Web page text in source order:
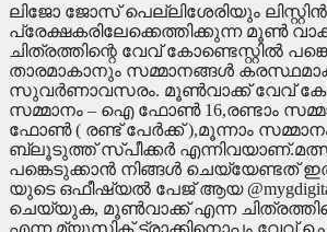
ലിജോ ജോസ് പെല്ലിശേരിയും ലിസ്റ്റിൻ
പ്രേക്ഷകരിലേക്കെത്തിക്കുന്ന മൂൺ
ചിത്രത്തിന്റെ വേവ് കോണ്ടെസ്റ്റിൽ
താരമാകാനും സമ്മാനങ്ങൾ
സുവർണാവസരം. മൂൺവാക്ക് വേവ്
സമ്മാനം – ഐ ഫോൺ 16,രണ്ടാം
ഫോൺ ( രണ്ട് പേർക്ക് ),മൂന്നാം
ബ്ലൂടുത്ത് സ്പീക്കർ
പങ്കെടുക്കാൻ നിങ്ങൾ ചെയ്യേണ്ടത്
യുടെ ഒഫീഷ്യൽ പേജ് ആയ
ചെയ്യുക, മൂൺവാക്ക് എന്ന
എന്ന മ്യൂസിക് ട്രാക്കിനൊപ്പം വേവ്